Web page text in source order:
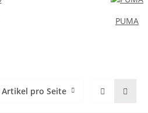
PUMA
Artikel pro Seite